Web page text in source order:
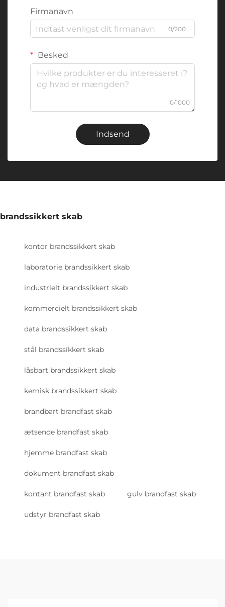
Firmanavn
0/200
Besked
0/1000
Indsend
brandssikkert skab
kontor brandssikkert skab
laboratorie brandssikkert skab
industrielt brandssikkert skab
kommercielt brandssikkert skab
data brandssikkert skab
stål brandssikkert skab
låsbart brandssikkert skab
kemisk brandssikkert skab
brandbart brandfast skab
ætsende brandfast skab
hjemme brandfast skab
dokument brandfast skab
kontant brandfast skab gulv brandfast skab
udstyr brandfast skab